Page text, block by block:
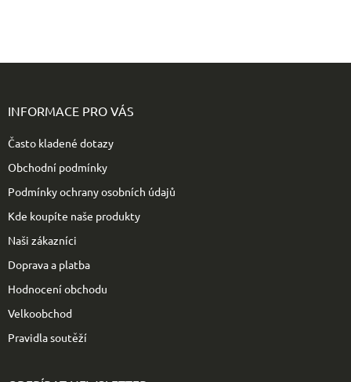
INFORMACE PRO VÁS
Často kladené dotazy
Obchodní podmínky
Podmínky ochrany osobních údajů
Kde koupíte naše produkty
Naši zákazníci
Doprava a platba
Hodnocení obchodu
Velkoobchod
Pravidla soutěží